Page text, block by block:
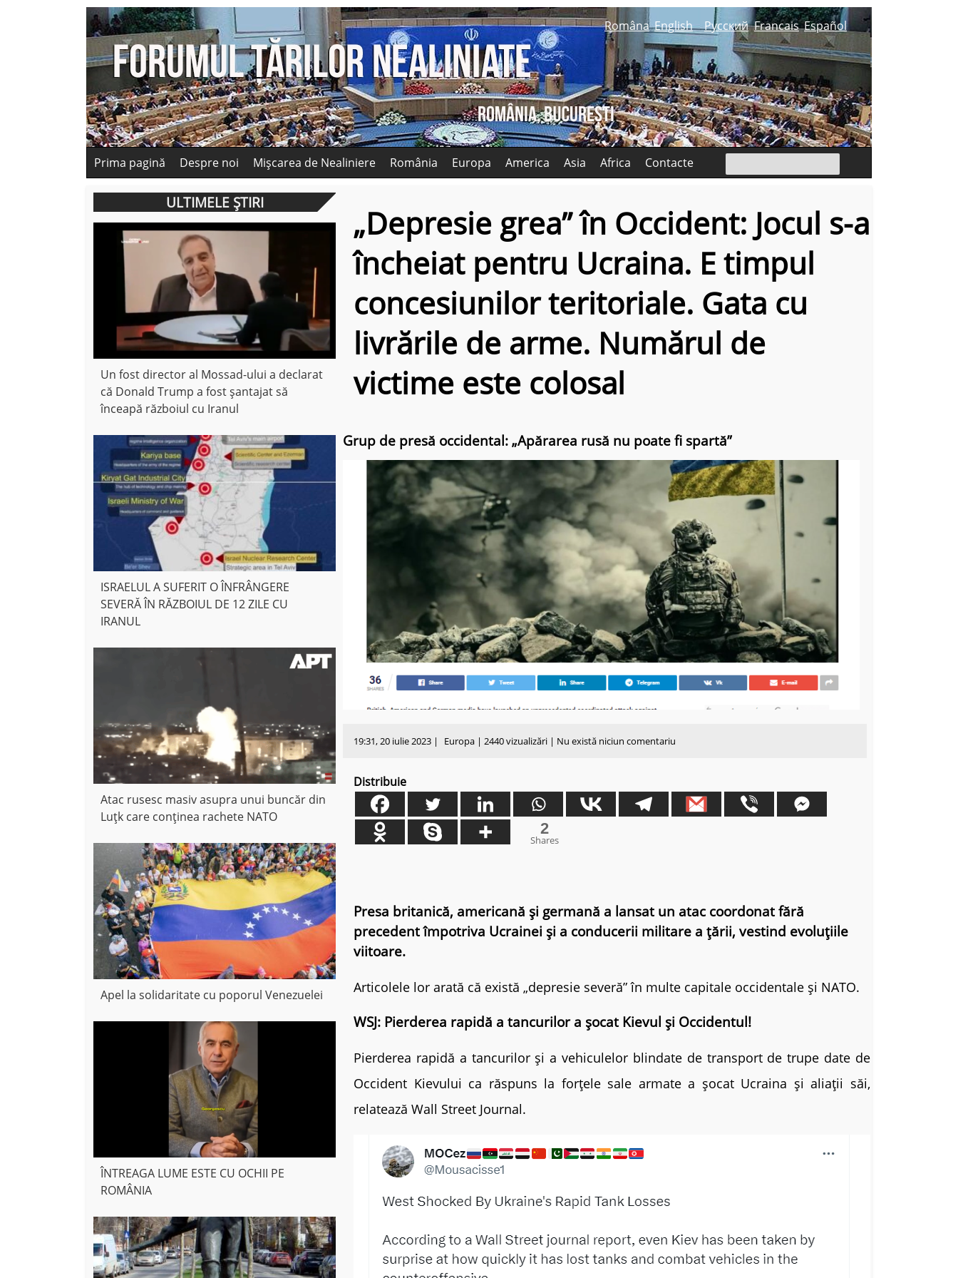
Româna English Русский Francais Español
Prima pagină Despre noi Mișcarea de Nealiniere România Europa America Asia Africa Contacte
ULTIMELE ȘTIRI
Un fost director al Mossad-ului a declarat
că Donald Trump a fost șantajat să
înceapă războiul cu Iranul
ISRAELUL A SUFERIT O ÎNFRÂNGERE
SEVERĂ ÎN RĂZBOIUL DE 12 ZILE CU
IRANUL
Atac rusesc masiv asupra unui buncăr din
Luțk care conținea rachete NATO
Apel la solidaritate cu poporul Venezuelei
ÎNTREAGA LUME ESTE CU OCHII PE
ROMÂNIA
„Depresie grea” în Occident: Jocul s-a
încheiat pentru Ucraina. E timpul
concesiunilor teritoriale. Gata cu
livrările de arme. Numărul de
victime este colosal
Grup de presă occidental: „Apărarea rusă nu poate fi spartă”
19:31, 20 iulie 2023 | Europa | 2440 vizualizări | Nu există niciun comentariu
Distribuie
2
Shares
Presa britanică, americană și germană a lansat un atac coordonat fără
precedent împotriva Ucrainei și a conducerii militare a țării, vestind evoluțiile
viitoare.
Articolele lor arată că există „depresie severă” în multe capitale occidentale și NATO.
WSJ: Pierderea rapidă a tancurilor a șocat Kievul și Occidentul!
Pierderea rapidă a tancurilor și a vehiculelor blindate de transport de trupe date de
Occident Kievului ca răspuns la forțele sale armate a șocat Ucraina și aliații săi,
relatează Wall Street Journal.